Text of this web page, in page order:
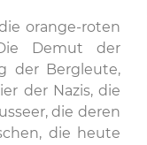
orange-roten
Demut der
der Bergleute,
der Nazis, die
die deren
die heute